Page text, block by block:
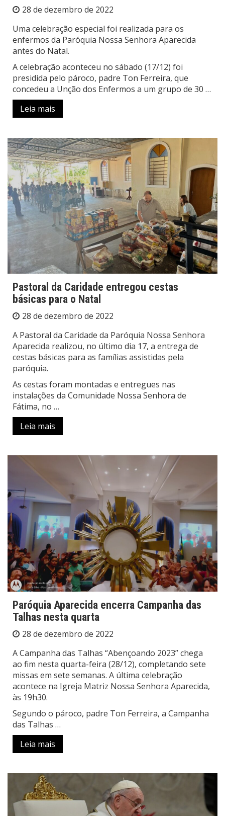
28 de dezembro de 2022
Uma celebração especial foi realizada para os
enfermos da Paróquia Nossa Senhora Aparecida
antes do Natal.
A celebração aconteceu no sábado (17/12) foi
presidida pelo pároco, padre Ton Ferreira, que
concedeu a Unção dos Enfermos a um grupo de 30 …
Leia mais
Pastoral da Caridade entregou cestas
básicas para o Natal
28 de dezembro de 2022
A Pastoral da Caridade da Paróquia Nossa Senhora
Aparecida realizou, no último dia 17, a entrega de
cestas básicas para as famílias assistidas pela
paróquia.
As cestas foram montadas e entregues nas
instalações da Comunidade Nossa Senhora de
Fátima, no …
Leia mais
Paróquia Aparecida encerra Campanha das
Talhas nesta quarta
28 de dezembro de 2022
A Campanha das Talhas “Abençoando 2023” chega
ao fim nesta quarta-feira (28/12), completando sete
missas em sete semanas. A última celebração
acontece na Igreja Matriz Nossa Senhora Aparecida,
às 19h30.
Segundo o pároco, padre Ton Ferreira, a Campanha
das Talhas …
Leia mais